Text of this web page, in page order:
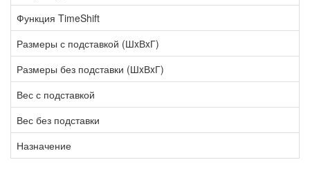
Функция TimeShift
Размеры с подставкой (ШxВxГ)
Размеры без подставки (ШxВxГ)
Вес с подставкой
Вес без подставки
Назначение